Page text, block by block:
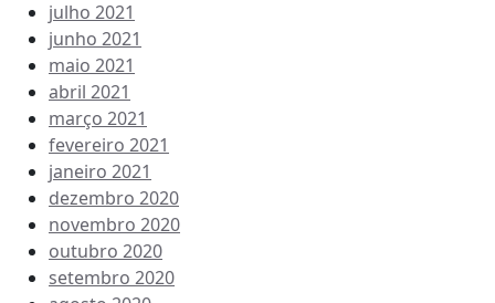
julho 2021
junho 2021
maio 2021
abril 2021
março 2021
fevereiro 2021
janeiro 2021
dezembro 2020
novembro 2020
outubro 2020
setembro 2020